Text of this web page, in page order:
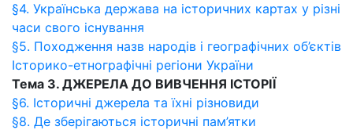
§4. Українська держава на історичних картах у різні
часи свого існування
§5. Походження назв народів і географічних об’єктів
Історико-етнографічні регіони України
Тема 3. ДЖЕРЕЛА ДО ВИВЧЕННЯ ІСТОРІЇ
§6. Історичні джерела та їхні різновиди
§8. Де зберігаються історичні пам’ятки